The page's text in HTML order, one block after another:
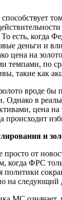
есть, когда
деньги и
цена на
темпами, по
такие как
вроде бы
Однако в
цена на
происходит
и
просто от
ФРС
политики
на следующий